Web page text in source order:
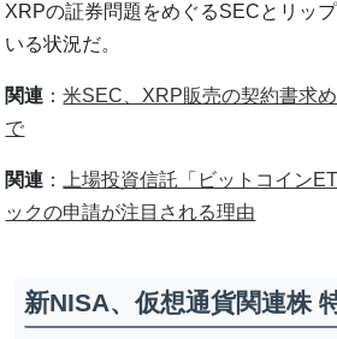
XRPの証券問題をめぐるSECとリッ
いる状況だ。
関連 ：米SEC、XRP販売の契約書求
で
関連 ：
上場投資信託「ビットコイン
ックの申請が注目される理由
新NISA、仮想通貨関連株